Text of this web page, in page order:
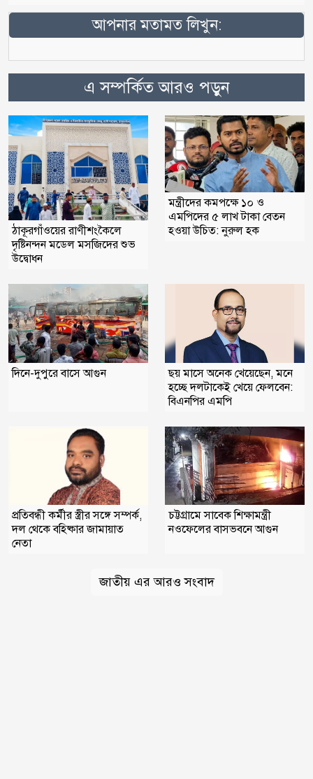
আপনার মতামত লিখুন:
এ সম্পর্কিত আরও পড়ুন
ঠাকূরগাঁওয়ের রাণীশংকৈলে
দৃষ্টিনন্দন মডেল মসজিদের শুভ
উদ্বোধন
মন্ত্রীদের কমপক্ষে ১০ ও
এমপিদের ৫ লাখ টাকা বেতন
হওয়া উচিত: নুরুল হক
দিনে-দুপুরে বাসে আগুন
ছয় মাসে অনেক খেয়েছেন, মনে
হচ্ছে দলটাকেই খেয়ে ফেলবেন:
বিএনপির এমপি
প্রতিবন্ধী কর্মীর স্ত্রীর সঙ্গে সম্পর্ক,
দল থেকে বহিষ্কার জামায়াত
নেতা
চট্টগ্রামে সাবেক শিক্ষামন্ত্রী
নওফেলের বাসভবনে আগুন
জাতীয় এর আরও সংবাদ